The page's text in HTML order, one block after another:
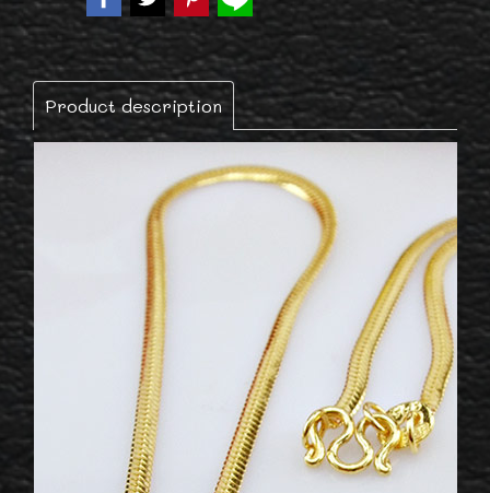
Product description